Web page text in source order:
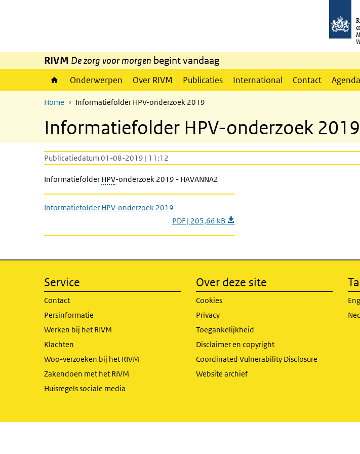
RIVM De zorg voor morgen begint vandaag
Onderwerpen Over RIVM Publicaties International Contact Agenda
Home Informatiefolder HPV-onderzoek 2019
Informatiefolder HPV-onderzoek 2019
Publicatiedatum 01-08-2019 | 11:12
Informatiefolder HPV-onderzoek 2019 - HAVANNA2
Informatiefolder HPV-onderzoek 2019
PDF | 205,66 kB
Service
Contact
Persinformatie
Werken bij het RIVM
Klachten
Woo-verzoeken bij het RIVM
Zakendoen met het RIVM
Huisregels sociale media
Over deze site
Cookies
Privacy
Toegankelijkheid
Disclaimer en copyright
Coordinated Vulnerability Disclosure
Website archief